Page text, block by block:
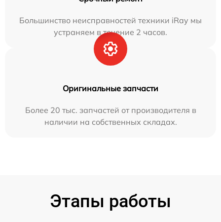
Большинство неисправностей техники iRay мы
устраняем в течение 2 часов.
Оригинальные запчасти
Более 20 тыс. запчастей от производителя в
наличии на собственных складах.
Этапы работы